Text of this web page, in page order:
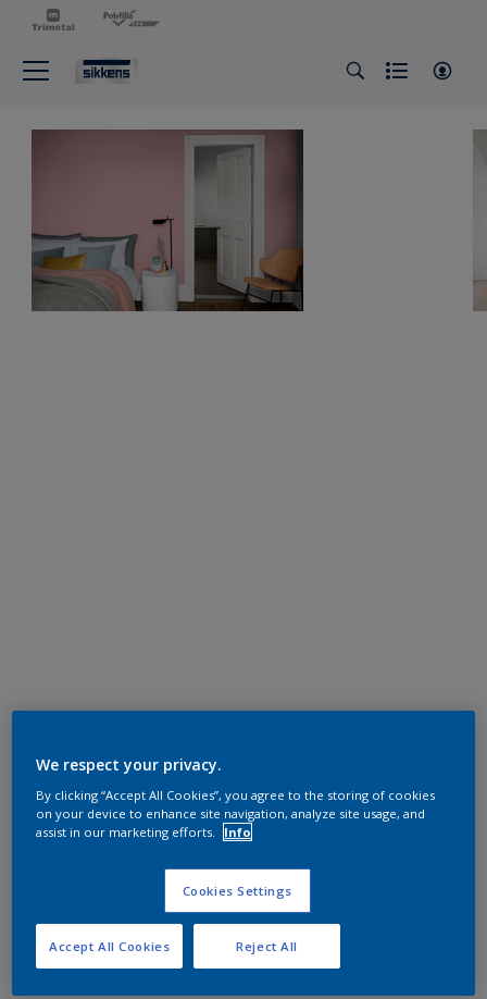
We respect your privacy.
By clicking “Accept All Cookies”, you agree to the storing of cookies
on your device to enhance site navigation, analyze site usage, and
assist in our marketing efforts.
Info
Cookies Settings
Reject All
Accept All Cookies